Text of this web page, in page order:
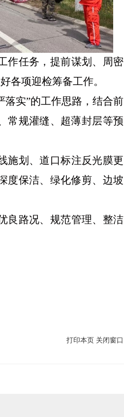
作任务，提前谋划、周密
各项迎检筹备工作。
落实”的工作思路，结合前
常规灌缝、超薄封层等预
施划、道口标注反光膜更
度保洁、绿化修剪、边坡
良路况、规范管理、整洁
打印本页 关闭窗口